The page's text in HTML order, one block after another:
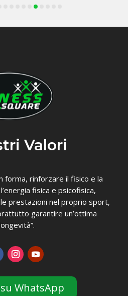
Valori
forma, rinforzare il fisico e la
fisica e psicofisica,
prestazioni nel proprio sport,
garantire un’ottima
WhatsApp